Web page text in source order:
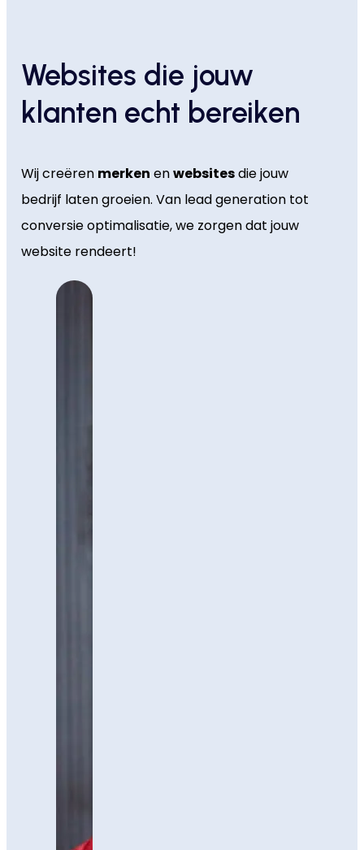
Websites die jouw
klanten echt bereiken
Wij creëren merken enwebsitesdie jouw
bedrijf laten groeien. Van lead generation tot
conversie optimalisatie, we zorgen dat jouw
website rendeert!